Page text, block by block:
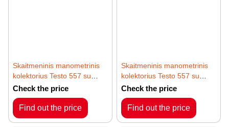
Skaitmeninis manometrinis
kolektorius Testo 557 su
Bluetooth ir isoriniu Pirani
jutikliu
Check the price
Find out the price
Skaitmeninis manometrinis
kolektorius Testo 557 su
Bluetooth ir Pirani jutikliu
Check the price
Find out the price